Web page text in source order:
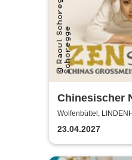
Chinesischer
ZENsation -
Grossmeister
Wolfenbüttel,
WOLFENBÜTTEL
23.04.2027